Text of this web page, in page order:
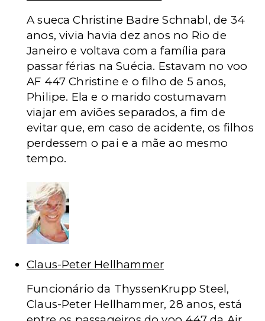
A sueca Christine Badre Schnabl, de 34
anos, vivia havia dez anos no Rio de
Janeiro e voltava com a família para
passar férias na Suécia. Estavam no voo
AF 447 Christine e o filho de 5 anos,
Philipe. Ela e o marido costumavam
viajar em aviões separados, a fim de
evitar que, em caso de acidente, os filhos
perdessem o pai e a mãe ao mesmo
tempo.
Claus-Peter Hellhammer
Funcionário da ThyssenKrupp Steel,
Claus-Peter Hellhammer, 28 anos, está